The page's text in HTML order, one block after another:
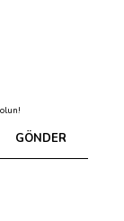
GÖNDER